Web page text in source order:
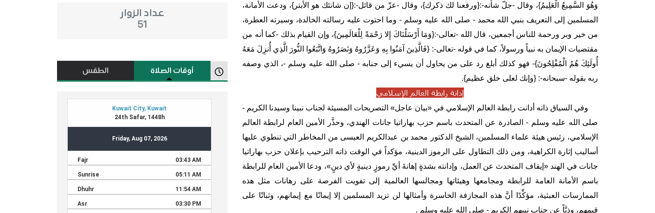
وَهُوَ السَّمِيعُ الْعَلِيمُ}، وقال -جلّ شأنه-:{ورفعنا لك ذكرك}، وقال -عزّ من قائل-:{إن شانئك هو الأبتر}، ودعت الأمانة،
المسلمين إلى التعريف بنبي الله محمد - صلى الله عليه وسلم - وما احتوت عليه رسالته الخالدة، وسيرته العطرة،
من خير وبر ورحمة للناس أجمعين، قال الله -تعالى-:{وَمَا أَرْسَلْنَاكَ إِلا رَحْمَةً لِلْعَالَمِينَ}، وإن القيام بذلك -كما أنه من
مقتضيات الإيمان به نبياً ورسولاً، كما في قوله -تعالى-: {فَالَّذِينَ آمَنُوا بِهِ وَعَزَّرُوهُ وَنَصَرُوهُ وَاتَّبَعُوا النُّورَ الَّذِي أُنزِلَ مَعَهُ
أُولَئِكَ هُمُ الْمُفْلِحُونَ}- فهو كذلك أبلغ رد على من يحاول أن يسيء إلى جنابه - صلى الله عليه وسلم -، الذي وصفه
ربه بقوله -سبحانه-: {وإنك لعلى خلق عظيم}.
إدانة رابطة العالم الإسلامي
وفي السياق ذاته أدانت رابطة العالم الإسلامي في «بيان عاجل» التصريحات المسيئة لجناب نبينا وسيدنا الكريم -
صلى الله عليه وسلم - الصادرة عن المتحدث باسم حزب بهاراتيا جانات الهندي، وحذَّر الأمين العام لرابطة العالم
الإسلامي، رئيس هيئة علماء المسلمين، الشيخ الدكتور محمد بن عبدالكريم العيسى من المخاطر التي تنطوي عليها
أساليب إثارة الكراهية، ومن ذلك التطاول على الرموز الدينية، مؤكداً في الوقت ذاته الترحيب بإعلان حزب بهاراتيا
جانات في الهند «إيقاف المتحدث عن العمل، وإدانته بشدةٍ إهانةَ أيِّ رموزٍ دينيةٍ لأي دينٍ»، ودعا الأمين العام للرابطة
باسم الأمانة العامة للرابطة ومجامعها وهيئاتها ومجالسها العالمية إلى تفويت الفرصة على رهانات مثل هذه
الممارسات العبثية، مؤكِّدًا أنَّ هذه المجازفة الخاسرة وأمثالها لن تزيد المسلمين إلا إيمانًا مع إيمانهم، وثباتًا على
قيمهم، وذبَّاً عن جناب نبيهم الكريم - صلى الله عليه وسلم .
عداد الزوار
51
أوقات الصلاة الطقس